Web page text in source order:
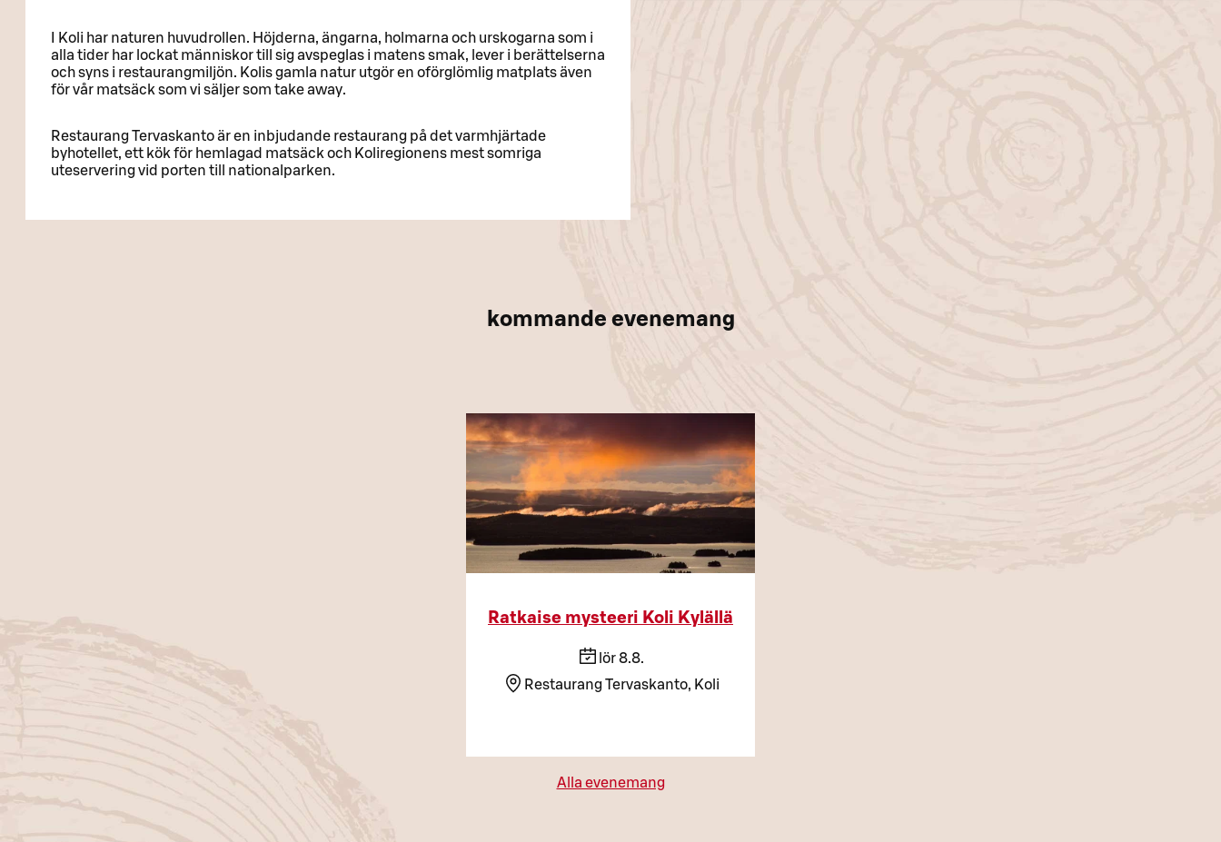
I Koli har naturen huvudrollen. Höjderna, ängarna, holmarna och urskogarna som i
alla tider har lockat människor till sig avspeglas i matens smak, lever i berättelserna
och syns i restaurangmiljön. Kolis gamla natur utgör en oförglömlig matplats även
för vår matsäck som vi säljer som take away.
Restaurang Tervaskanto är en inbjudande restaurang på det varmhjärtade
byhotellet, ett kök för hemlagad matsäck och Koliregionens mest somriga
uteservering vid porten till nationalparken.
kommande evenemang
Ratkaise mysteeri Koli Kylällä
lör 8.8.
Restaurang Tervaskanto, Koli
Alla evenemang